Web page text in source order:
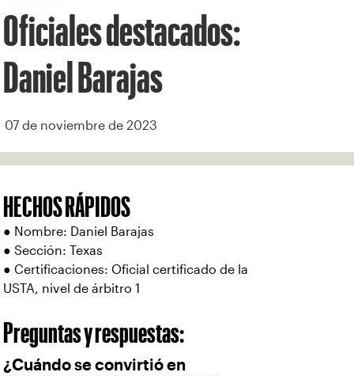
Oficiales destacados:
Daniel Barajas
07 de noviembre de 2023
HECHOS RÁPIDOS
● Nombre: Daniel Barajas
● Sección: Texas
● Certificaciones: Oficial certificado de la
USTA, nivel de árbitro 1
Preguntas y respuestas:
¿Cuándo se convirtió en